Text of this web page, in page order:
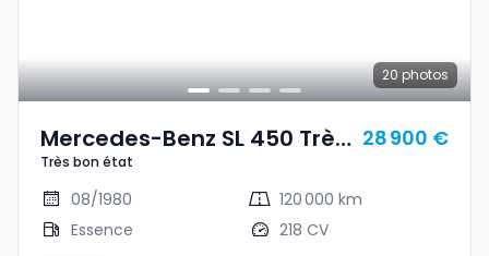
20 photos
Mercedes-Benz SL 450 Très
Bon État
Très bon état
28 900 €
08/1980
120 000 km
Essence
218 CV